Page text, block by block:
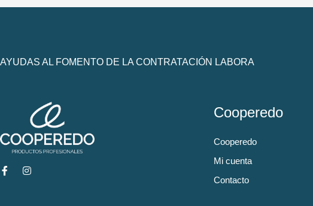
AYUDAS AL FOMENTO DE LA CONTRATACIÓN LABORA
Cooperedo
Cooperedo
Mi cuenta
Contacto